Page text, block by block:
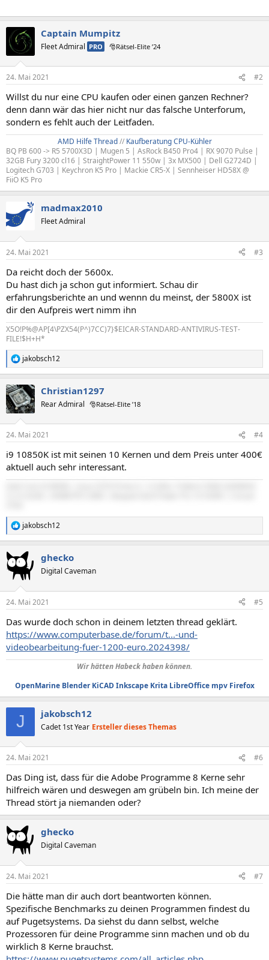
Captain Mumpitz
Fleet Admiral PRO 🎅Rätsel-Elite ’24
24. Mai 2021 #2
Willst du nur eine CPU kaufen oder einen ganzen Rechner?
denn dann wär das hier nicht nur das falsche Unterforum,
sondern es fehlt auch der Leitfaden.
AMD Hilfe Thread// Kaufberatung CPU-Kühler
BQ PB 600 -> R5 5700X3D | Mugen 5 | AsRock B450 Pro4 | RX 9070 Pulse |
32GB Fury 3200 cl16 | StraightPower 11 550w | 3x MX500 | Dell G2724D |
Logitech G703 | Keychron K5 Pro | Mackie CR5-X | Sennheiser HD58X @
FiiO K5 Pro
madmax2010
Fleet Admiral
24. Mai 2021 #3
Da reicht doch der 5600x.
Du hast dich ja schon gut informiert. Schau dir
erfahrungsberichte an und wennn du meinst, der 5800X ist
dir den Aufpreis wert nimm ihn
X5O!P%@AP[4\PZX54(P^)7CC)7}$EICAR-STANDARD-ANTIVIRUS-TEST-
FILE!$H+H*
R
e
k
t
i
e
:
jakobsch12
Christian1297
Rear Admiral 🎅Rätsel-Elite ’18
24. Mai 2021 #4
i9 10850K ist mit seinen 10 Kernen und dem Preis unter 400€
aktuell auch sehr interessant.
R
e
k
t
e
:
jakobsch12
ghecko
Digital Caveman
24. Mai 2021 #5
Das wurde doch schon in deinem letzten thread geklärt.
https://www.computerbase.de/forum/t...-und-
videobearbeitung-fuer-1200-euro.2024398/
Wir hätten Habeck haben können.
OpenMarine Blender KiCAD Inkscape Krita LibreOffice mpv Firefox
J jakobsch12
Cadet 1st Year Ersteller dieses Themas
24. Mai 2021 #6
Das Ding ist, dass für die Adobe Programme 8 Kerne sehr
hilfreich wären und deswegen am grübeln bin. Ich meine der
Thread stört ja niemanden oder?
ghecko
Digital Caveman
24. Mai 2021 #7
Die hätte man dir auch dort beantworten können.
Spezifische Benchmarks zu deinen Programmen findest du
auf Pugetsystems. Da siehst du dann selbst, welche
Prozessoren für deine Programme sinn machen und ob du
wirklich 8 Kerne brauchst.